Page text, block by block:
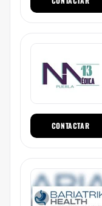
CONTACTAR